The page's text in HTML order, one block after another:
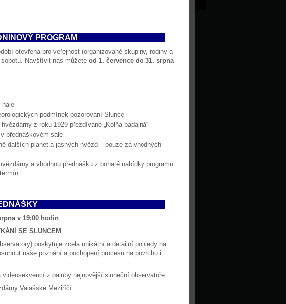
PROGRAM
otevřena pro veřejnost (organizované skupiny, rodiny a
Navštívit nás můžete od 1. července do 31. srpna
hale
podmínek pozorování Slunce
z roku 1929 přezdívané „Kolňa badajná“
v přednáškovém sále
dalších planet a jasných hvězd – pouze za vhodných
a vhodnou přednášku z bohaté nabídky programů
v 19:00 hodin
SE SLUNCEM
poskytuje zcela unikátní a detailní pohledy na
naše poznání a pochopení procesů na povrchu i
z paluby nejnovější sluneční observatoře.
Valašské Meziříčí.